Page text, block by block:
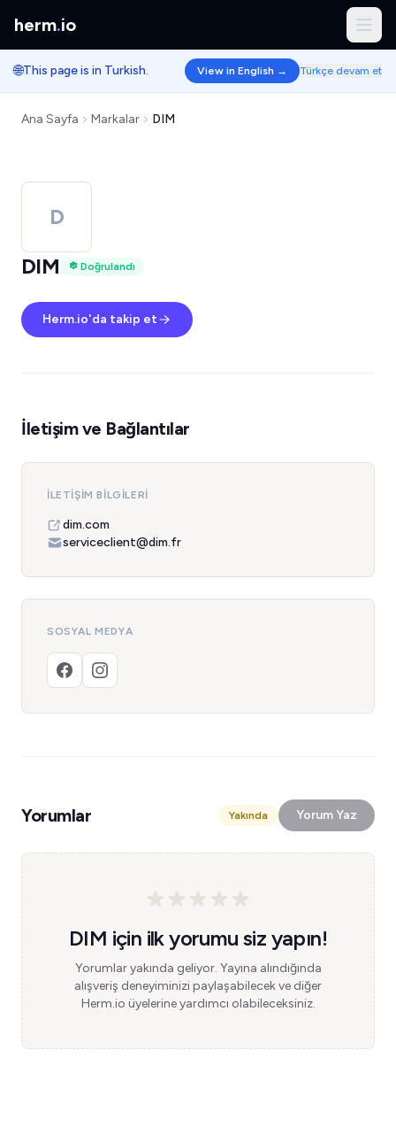
herm.io
🌐This page is in Turkish. View in English → Türkçe devam et
Ana Sayfa Markalar DIM
D
DIM
Doğrulandı
Herm.io'da takip et
İletişim ve Bağlantılar
İLETIŞIM BILGILERI
dim.com
serviceclient@dim.fr
SOSYAL MEDYA
Yorumlar Yakında Yorum Yaz
DIM için ilk yorumu siz yapın!
Yorumlar yakında geliyor. Yayına alındığında
alışveriş deneyiminizi paylaşabilecek ve diğer
Herm.io üyelerine yardımcı olabileceksiniz.